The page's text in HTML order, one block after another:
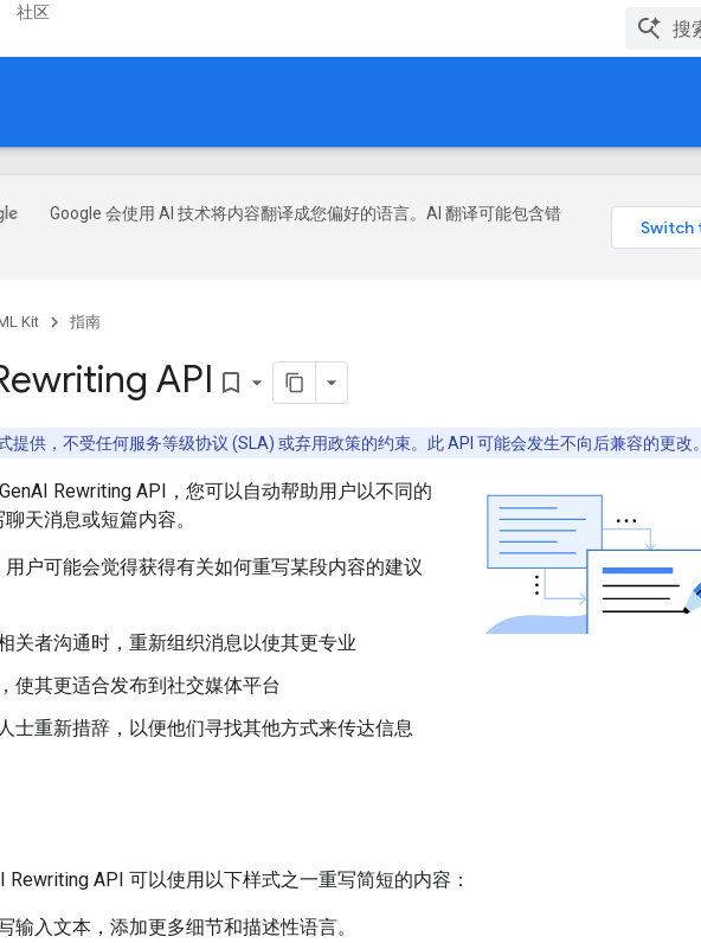
社区
Google 会使用 AI 技术将内容翻译成您偏好的语言。AI 翻译可能包含错
Kit 指南
API bookmark_border
提供，不受任何服务等级协议 (SLA) 或弃用政策的约束。此 API 可能会发生不向后兼容的更改。
Rewriting API，您可以自动帮助用户以不同的
天消息或短篇内容。
户可能会觉得获得有关如何重写某段内容的建议
关者沟通时，重新组织消息以使其更专业
使其更适合发布到社交媒体平台
士重新措辞，以便他们寻找其他方式来传达信息
Rewriting API 可以使用以下样式之一重写简短的内容：
输入文本，添加更多细节和描述性语言。